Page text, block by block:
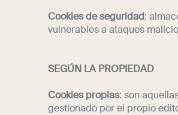
Cookies de seguridad:
vulnerables a ataques
SEGÚN LA PROPIEDAD
Cookies propias: son
gestionado por el propio